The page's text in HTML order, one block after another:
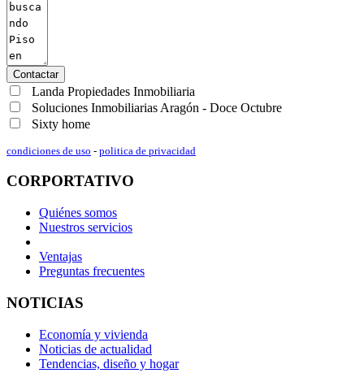
Contactar
Landa Propiedades Inmobiliaria
Soluciones Inmobiliarias Aragón - Doce Octubre
Sixty home
condiciones de uso - politica de privacidad
CORPORTATIVO
Quiénes somos
Nuestros servicios
Ventajas
Preguntas frecuentes
NOTICIAS
Economía y vivienda
Noticias de actualidad
Tendencias, diseño y hogar